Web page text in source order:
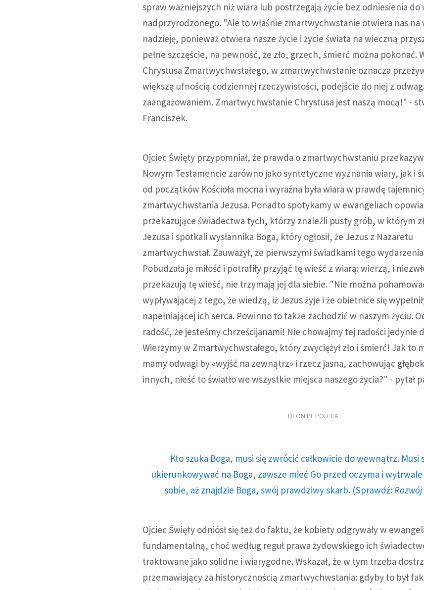
spraw ważniejszych niż wiara lub postrzegają życie bez odniesienia do
nadprzyrodzonego. "Ale to właśnie zmartwychwstanie otwiera nas na
nadzieję, ponieważ otwiera nasze życie i życie świata na wieczną
pełne szczęście, na pewność, że zło, grzech, śmierć można pokonać.
Chrystusa Zmartwychwstałego, w zmartwychwstanie oznacza
większą ufnością codziennej rzeczywistości, podejście do niej z
zaangażowaniem. Zmartwychwstanie Chrystusa jest naszą mocą!" -
Franciszek.
Ojciec Święty przypomniał, że prawda o zmartwychwstaniu
Nowym Testamencie zarówno jako syntetyczne wyznania wiary, jak i
od początków Kościoła mocna i wyraźna była wiara w prawdę
zmartwychwstania Jezusa. Ponadto spotykamy w ewangeliach
przekazujące świadectwa tych, którzy znaleźli pusty grób, w którym
Jezusa i spotkali wysłannika Boga, który ogłosił, że Jezus z Nazaretu
zmartwychwstał. Zauważył, że pierwszymi świadkami tego
Pobudzała je miłość i potrafiły przyjąć tę wieść z wiarą: wierzą, i
przekazują tę wieść, nie trzymają jej dla siebie. "Nie można
wypływającej z tego, że wiedzą, iż Jezus żyje i że obietnice się
napełniającej ich serca. Powinno to także zachodzić w naszym życiu.
radość, że jesteśmy chrześcijanami! Nie chowajmy tej radości jedynie
Wierzymy w Zmartwychwstałego, który zwyciężył zło i śmierć! Jak to
mamy odwagi by «wyjść na zewnątrz» i rzecz jasna, zachowując
innych, nieść to światło we wszystkie miejsca naszego życia?" - pytał
DEON.PL POLECA
Kto szuka Boga, musi się zwrócić całkowicie do wewnątrz. Musi
ukierunkowywać na Boga, zawsze mieć Go przed oczyma i
sobie, aż znajdzie Boga, swój prawdziwy skarb. (Sprawdź:
Ojciec Święty odniósł się też do faktu, że kobiety odgrywały w
fundamentalną, choć według reguł prawa żydowskiego ich
traktowane jako solidne i wiarygodne. Wskazał, że w tym trzeba
przemawiający za historycznością zmartwychwstania: gdyby to był